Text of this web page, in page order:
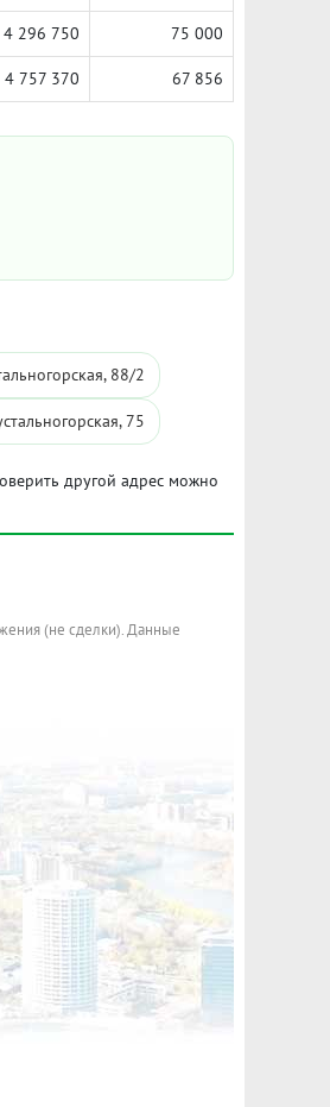
4 296 750 75 000
4 757 370 67 856
88/2
75
другой адрес можно
(не сделки). Данные